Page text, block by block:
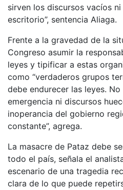
sirven los discursos vacíos
escritorio”, sentencia Aliaga.
Frente a la gravedad de la
Congreso asumir la
leyes y tipificar a estas
como “verdaderos grupos
debe endurecer las leyes.
emergencia ni discursos
inoperancia del gobierno
constante”, agrega.
La masacre de Pataz debe
todo el país, señala el
escenario de una tragedia
clara de lo que puede